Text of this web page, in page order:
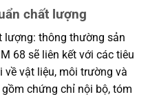
chất lượng
lượng: thông thường sản
68 sẽ liên kết với các tiêu
vật liệu, môi trường và
chứng chỉ nội bộ, tóm